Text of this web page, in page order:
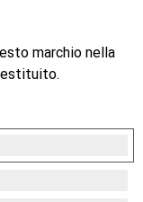
marchio nella